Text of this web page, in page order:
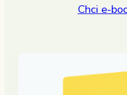
Chci e-